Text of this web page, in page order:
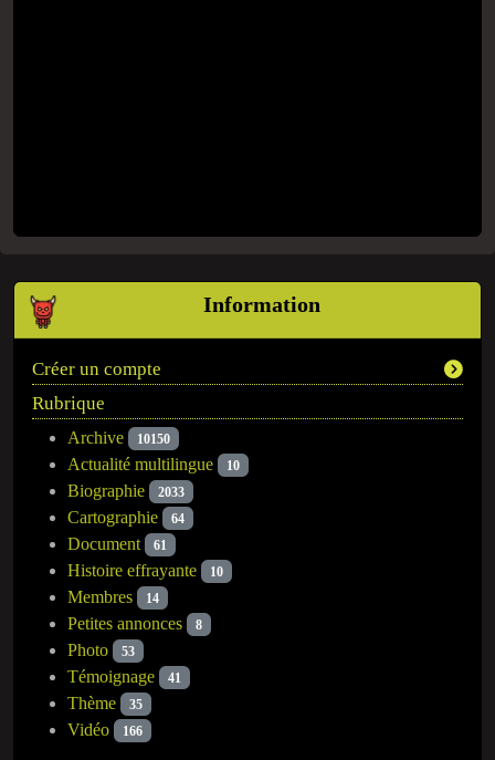
Information
Créer un compte
Rubrique
Archive 10150
Actualité multilingue 10
Biographie 2033
Cartographie 64
Document 61
Histoire effrayante 10
Membres 14
Petites annonces 8
Photo 53
Témoignage 41
Thème 35
Vidéo 166